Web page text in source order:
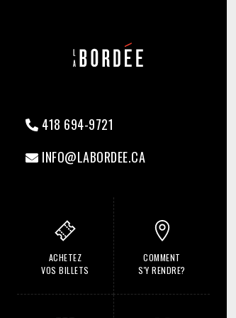
418 694-9721
INFO@LABORDEE.CA
ACHETEZ
VOS BILLETS
COMMENT
S'Y RENDRE?